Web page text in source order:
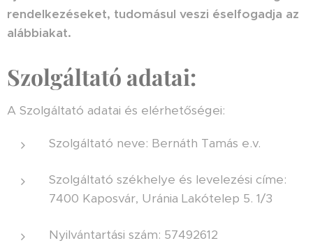
rendelkezéseket, tudomásul veszi éselfogadja az
alábbiakat.
Szolgáltató adatai:
A Szolgáltató adatai és elérhetőségei:
Szolgáltató neve: Bernáth Tamás e.v.
Szolgáltató székhelye és levelezési címe:
7400 Kaposvár, Uránia Lakótelep 5. 1/3
Nyilvántartási szám: 57492612